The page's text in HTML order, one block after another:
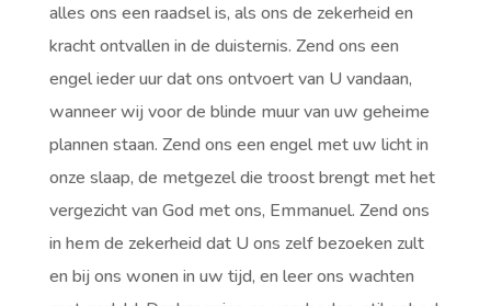
alles ons een raadsel is, als ons de zekerheid en
kracht ontvallen in de duisternis. Zend ons een
engel ieder uur dat ons ontvoert van U vandaan,
wanneer wij voor de blinde muur van uw geheime
plannen staan. Zend ons een engel met uw licht in
onze slaap, de metgezel die troost brengt met het
vergezicht van God met ons, Emmanuel. Zend ons
in hem de zekerheid dat U ons zelf bezoeken zult
en bij ons wonen in uw tijd, en leer ons wachten